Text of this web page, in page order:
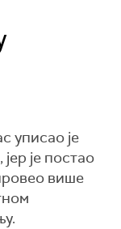
уписао је
је постао
више